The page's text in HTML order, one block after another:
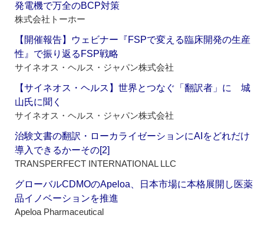
発電機で万全のBCP対策
株式会社トーホー
【開催報告】ウェビナー『FSPで変える臨床開発の生産
性』で振り返るFSP戦略
サイネオス・ヘルス・ジャパン株式会社
【サイネオス・ヘルス】世界とつなぐ「翻訳者」に 城
山氏に聞く
サイネオス・ヘルス・ジャパン株式会社
治験文書の翻訳・ローカライゼーションにAIをどれだけ
導入できるかーその[2]
TRANSPERFECT INTERNATIONAL LLC
グローバルCDMOのApeloa、日本市場に本格展開し医薬
品イノベーションを推進
Apeloa Pharmaceutical